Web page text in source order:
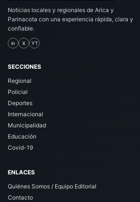
Noticias locales y regionales de Arica y
Parinacota con una experiencia rápida, clara y
confiable.
in X YT
SECCIONES
Regional
Policial
Deportes
Internacional
Municipalidad
Educación
Covid-19
ENLACES
Quiénes Somos / Equipo Editorial
Contacto